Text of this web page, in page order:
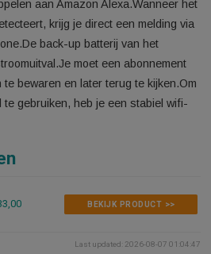
Toevoegen aan vergelijken
aan Amazon
detecteert, krijg je direct een
back-up batterij van het
stroomuitval.Je moet een
te bewaren en later terug te
te gebruiken, heb je een stabiel